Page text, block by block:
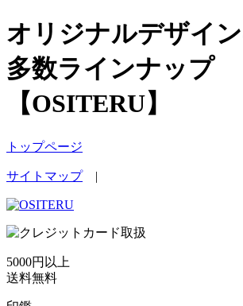
オリジナルデザイ
多数ラインナップ
【OSITERU】
トップページ
サイトマップ|
5000円以上
送料無料